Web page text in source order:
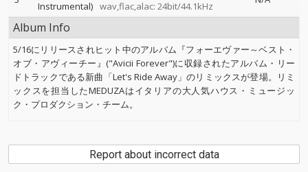
Instrumental) wav,flac,alac: 24bit/44.1kHz
Album Info
5/16にリリースされヒット中のアルバム『フォーエヴァー～ベスト・
オブ・アヴィーチー』("Avicii Forever")に収録されたアルバム・リー
ドトラックである新曲「Let's Ride Away」のリミックスが登場。リミ
ックスを担当したMEDUZAはイタリアの大人気ハウス・ミュージッ
ク・プロダクション・チーム。
Report about incorrect data